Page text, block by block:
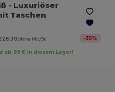
- Luxuriöser
Taschen
ohne MwSt -35%
ab 99 € in diesem Lager!